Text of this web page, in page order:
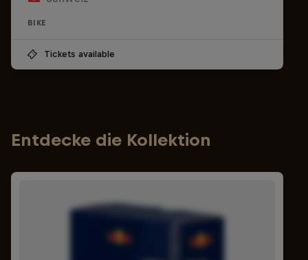
BIKE
Tickets available
Entdecke die Kollektion